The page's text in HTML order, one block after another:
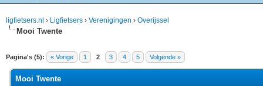
ligfietsers.nl › Ligfietsers › Verenigingen › Overijssel
Mooi Twente
Pagina's (5): « Vorige 1 2 3 4 5 Volgende »
waardering is 0
Mooi Twente